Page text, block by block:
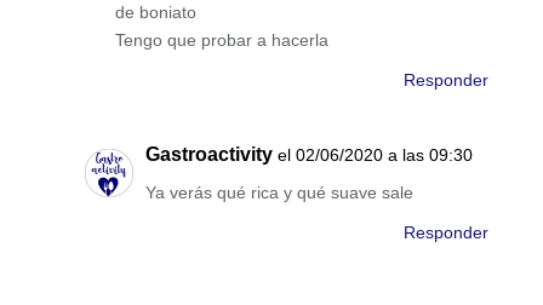
de boniato
Tengo que probar a hacerla
Responder
Gastroactivity el 02/06/2020 a las 09:30
Ya verás qué rica y qué suave sale
Responder